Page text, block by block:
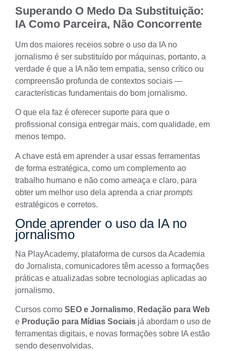
Superando O Medo Da Substituição:
IA Como Parceira, Não Concorrente
Um dos maiores receios sobre o uso da IA no
jornalismo é ser substituído por máquinas, portanto, a
verdade é que a IA não tem empatia, senso crítico ou
compreensão profunda de contextos sociais —
características fundamentais do bom jornalismo.
O que ela faz é oferecer suporte para que o
profissional consiga entregar mais, com qualidade, em
menos tempo.
A chave está em aprender a usar essas ferramentas
de forma estratégica, como um complemento ao
trabalho humano e não como ameaça e claro, para
obter um melhor uso dela aprenda a criar prompts
estratégicos e corretos.
Onde aprender o uso da IA no
jornalismo
Na PlayAcademy, plataforma de cursos da Academia
do Jornalista, comunicadores têm acesso a formações
práticas e atualizadas sobre tecnologias aplicadas ao
jornalismo.
Cursos como SEO e Jornalismo, Redação para Web
e Produção para Mídias Sociais já abordam o uso de
ferramentas digitais, e novas formações sobre IA estão
sendo desenvolvidas.